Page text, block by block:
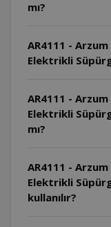
mı?
AR4111 - Arzum Gırgır Neo Pratik Dikey
Elektrikli
AR4111 - Arzum Gırgır Neo Pratik Dikey
Elektrikli
mı?
AR4111 - Arzum Gırgır Neo Pratik Dikey
Elektrikli
kullanılır?